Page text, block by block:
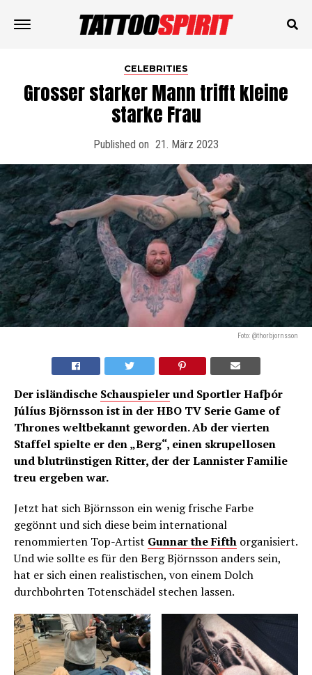
CELEBRITIES
Grosser starker Mann trifft kleine
starke Frau
Published on 21. März 2023
Foto: @thorbjornsson
Der isländische Schauspielerund Sportler Hafþór
Júlíus Björnsson ist in der HBO TV Serie Game of
Thrones weltbekannt geworden. Ab der vierten
Staffel spielte er den „Berg“, einen skrupellosen
und blutrünstigen Ritter, der der Lannister Familie
treu ergeben war.
Jetzt hat sich Björnsson ein wenig frische Farbe
gegönnt und sich diese beim international
renommierten Top-Artist Gunnar the Fifth organisiert.
Und wie sollte es für den Berg Björnsson anders sein,
hat er sich einen realistischen, von einem Dolch
durchbohrten Totenschädel stechen lassen.